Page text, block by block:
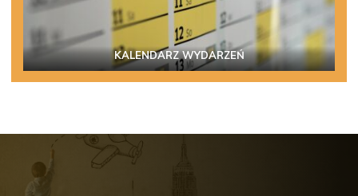
KALENDARZ WYDARZEŃ